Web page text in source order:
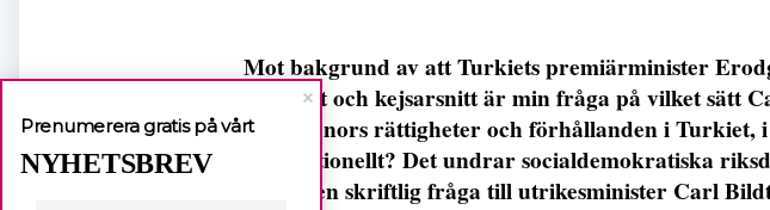
Mot bakgrund av att Turkiets premiärminister
av abort och kejsarsnitt är min fråga på vilket sätt
för kvinnors rättigheter och förhållanden i Turkiet,
internationellt? Det undrar socialdemokratiska
Hägg i en skriftlig fråga till utrikesminister Carl
Prenumerera gratis på vårt
NYHETSBREV